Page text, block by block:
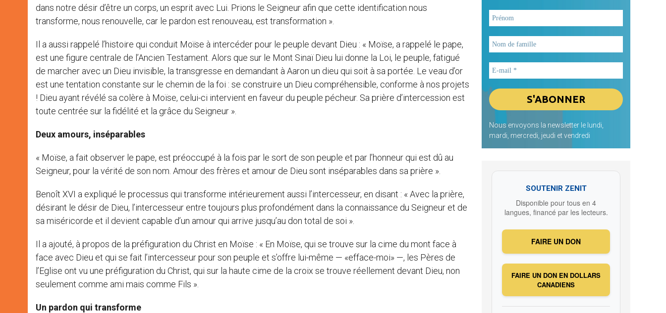
dans notre désir d’être un corps, un esprit avec Lui. Prions le Seigneur afin que cette identification nous
transforme, nous renouvelle, car le pardon est renouveau, est transformation ».
Il a aussi rappelé l’histoire qui conduit Moïse à intercéder pour le peuple devant Dieu : « Moïse, a rappelé le pape,
est une figure centrale de l’Ancien Testament. Alors que sur le Mont Sinaï Dieu lui donne la Loi, le peuple, fatigué
de marcher avec un Dieu invisible, la transgresse en demandant à Aaron un dieu qui soit à sa portée. Le veau d’or
est une tentation constante sur le chemin de la foi : se construire un Dieu compréhensible, conforme à nos projets
! Dieu ayant révélé sa colère à Moïse, celui-ci intervient en faveur du peuple pécheur. Sa prière d’intercession est
toute centrée sur la fidélité et la grâce du Seigneur ».
Deux amours, inséparables
« Moïse, a fait observer le pape, est préoccupé à la fois par le sort de son peuple et par l’honneur qui est dû au
Seigneur, pour la vérité de son nom. Amour des frères et amour de Dieu sont inséparables dans sa prière ».
Benoît XVI a expliqué le processus qui transforme intérieurement aussi l’intercesseur, en disant : « Avec la prière,
désirant le désir de Dieu, l’intercesseur entre toujours plus profondément dans la connaissance du Seigneur et de
sa miséricorde et il devient capable d’un amour qui arrive jusqu’au don total de soi ».
Il a ajouté, à propos de la préfiguration du Christ en Moïse : « En Moïse, qui se trouve sur la cime du mont face à
face avec Dieu et qui se fait l’intercesseur pour son peuple et s’offre lui-même — «efface-moi» —, les Pères de
l’Eglise ont vu une préfiguration du Christ, qui sur la haute cime de la croix se trouve réellement devant Dieu, non
seulement comme ami mais comme Fils ».
Un pardon qui transforme
Nous envoyons la newsletter le lundi,
mardi, mercredi, jeudi et vendredi
SOUTENIR ZENIT
Disponible pour tous en 4
langues, financé par les lecteurs.
FAIRE UN DON
FAIRE UN DON EN DOLLARS
CANADIENS